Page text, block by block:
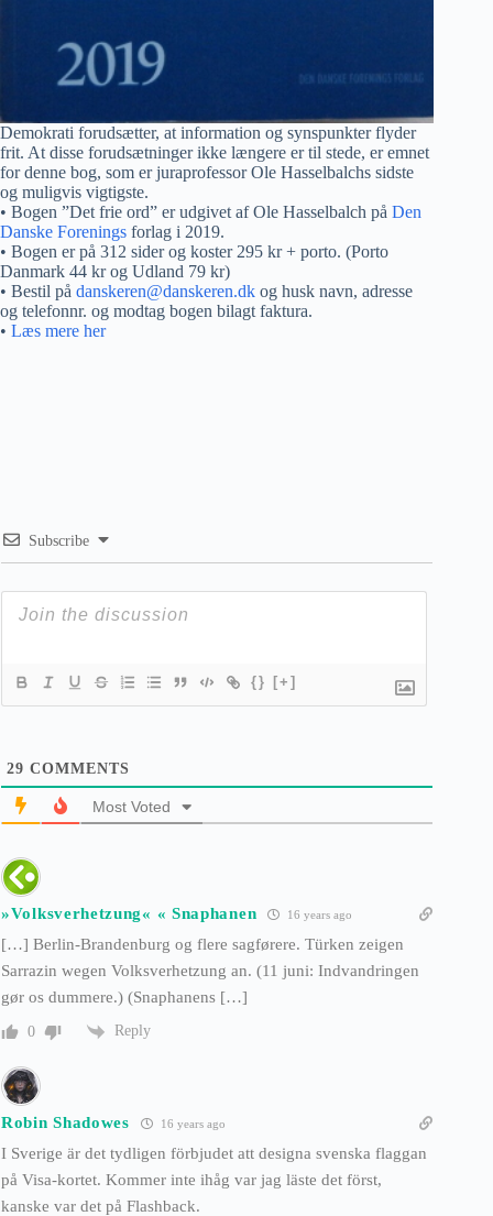
Demokrati forudsætter, at information og synspunkter flyder
frit. At disse forudsætninger ikke længere er til stede, er emnet
for denne bog, som er juraprofessor Ole Hasselbalchs sidste
og muligvis vigtigste.
• Bogen ”Det frie ord” er udgivet af Ole Hasselbalch på Den
Danske Forenings forlag i 2019.
• Bogen er på 312 sider og koster 295 kr + porto. (Porto
Danmark 44 kr og Udland 79 kr)
• Bestil på danskeren@danskeren.dk og husk navn, adresse
og telefonnr. og modtag bogen bilagt faktura.
• Læs mere her
Subscribe
{} [+]
29 COMMENTS
Most Voted
»Volksverhetzung« « Snaphanen 16 years ago
[…] Berlin-Brandenburg og flere sagførere. Türken zeigen
Sarrazin wegen Volksverhetzung an. (11 juni: Indvandringen
gør os dummere.) (Snaphanens […]
0 Reply
Robin Shadowes 16 years ago
I Sverige är det tydligen förbjudet att designa svenska flaggan
på Visa-kortet. Kommer inte ihåg var jag läste det först,
kanske var det på Flashback.